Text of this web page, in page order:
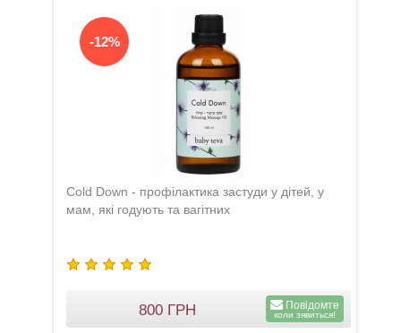
-12%
Cold Down - профілактика застуди у дітей, у
мам, які годують та вагітних
800 ГРН Повідомте
коли зявиться!